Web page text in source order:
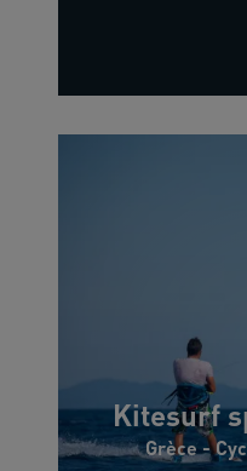
Kitesurf
Grèce -